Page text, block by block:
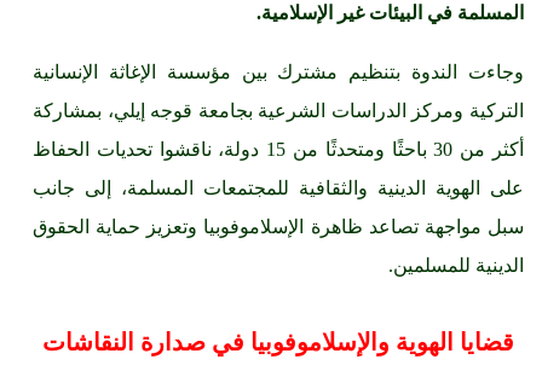
المسلمة في البيئات غير الإسلامية.
وجاءت الندوة بتنظيم مشترك بين مؤسسة الإغاثة الإنسانية
التركية ومركز الدراسات الشرعية بجامعة قوجه إيلي، بمشاركة
أكثر من 30 باحثًا ومتحدثًا من 15 دولة، ناقشوا تحديات الحفاظ
على الهوية الدينية والثقافية للمجتمعات المسلمة، إلى جانب
سبل مواجهة تصاعد ظاهرة الإسلاموفوبيا وتعزيز حماية الحقوق
الدينية للمسلمين.
قضايا الهوية والإسلاموفوبيا في صدارة النقاشات